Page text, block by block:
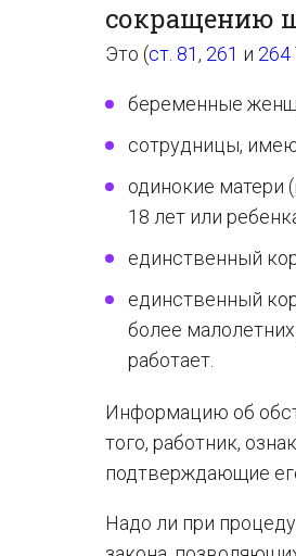
сокращению
Это (ст. 81, 261 и 264
беременные
сотрудницы,
одинокие матери
18 лет или
единственный
единственный
более
работает.
Информацию об
того, работник,
подтверждающие
Надо ли при